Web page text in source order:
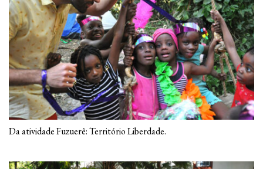
Da atividade Fuzuerê: Território Liberdade.